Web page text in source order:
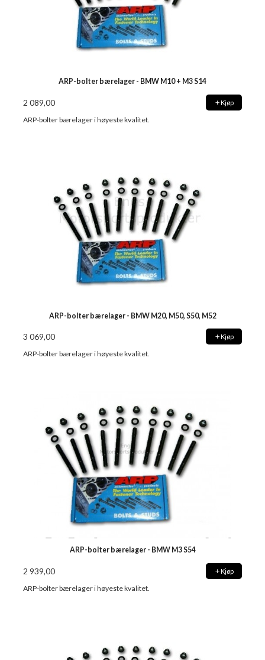
ARP-bolter bærelager - BMW M10 + M3 S14
2 089,00 Kjøp
ARP-bolter bærelager i høyeste kvalitet.
ARP-bolter bærelager - BMW M20, M50, S50, M52
3 069,00 Kjøp
ARP-bolter bærelager i høyeste kvalitet.
ARP-bolter bærelager - BMW M3 S54
2 939,00 Kjøp
ARP-bolter bærelager i høyeste kvalitet.